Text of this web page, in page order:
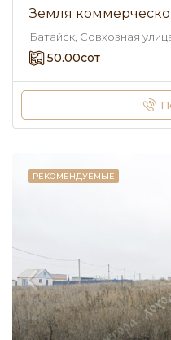
Батайск, Совхозная
50.00сот
РЕКОМЕНДУЕМЫЕ